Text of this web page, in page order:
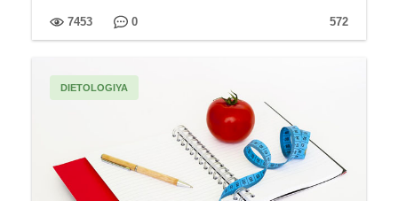
572
7453 0
DIETOLOGIYA